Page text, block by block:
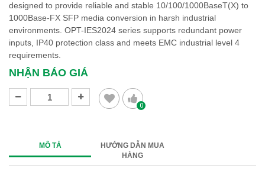
designed to provide reliable and stable 10/100/1000BaseT(X) to
1000Base-FX SFP media conversion in harsh industrial
environments. OPT-IES2024 series supports redundant power
inputs, IP40 protection class and meets EMC industrial level 4
requirements.
NHẬN BÁO GIÁ
0
MÔ TẢ
HƯỚNG DẪN MUA
HÀNG